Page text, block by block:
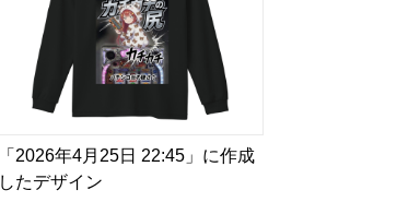
「2026年4月25日 22:45」に作成
したデザイン